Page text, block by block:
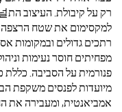
למקסימום את שטח הרצפה
מפחיתים חוסר נעימות
פנורמית על הסביבה. כללת
מיועדות לפנסים משקפת
אמביאנטית, ומעבירה את